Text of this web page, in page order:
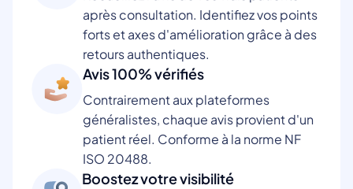
après consultation. Identifiez vos points
forts et axes d'amélioration grâce à des
retours authentiques.
Avis 100% vérifiés
Contrairement aux plateformes
généralistes, chaque avis provient d'un
patient réel. Conforme à la norme NF
ISO 20488.
Boostez votre visibilité